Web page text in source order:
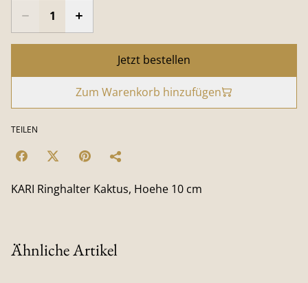
Jetzt bestellen
Zum Warenkorb hinzufügen
TEILEN
KARI Ringhalter Kaktus, Hoehe 10 cm
Ähnliche Artikel